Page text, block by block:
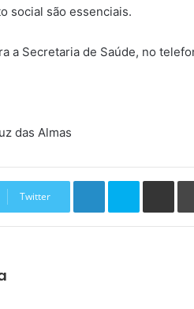
social são essenciais.
a Secretaria de Saúde, no
das Almas
Twitter
Linkedin Skype